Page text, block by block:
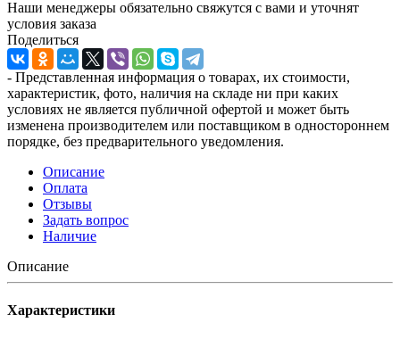
Наши менеджеры обязательно свяжутся с вами и уточнят
условия заказа
Поделиться
- Представленная информация о товарах, их стоимости,
характеристик, фото, наличия на складе ни при каких
условиях не является публичной офертой и может быть
изменена производителем или поставщиком в одностороннем
порядке, без предварительного уведомления.
Описание
Оплата
Отзывы
Задать вопрос
Наличие
Описание
Характеристики